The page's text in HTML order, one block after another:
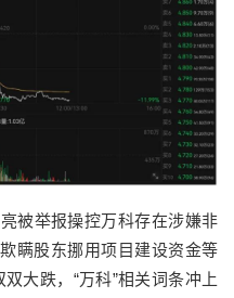
被举报操控万科存在涉嫌非
瞒股东挪用项目建设资金等
大跌，“万科”相关词条冲上